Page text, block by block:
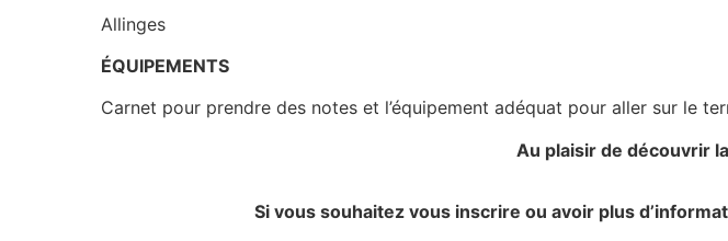
Allinges
​ÉQUIPEMENTS
Carnet pour prendre des notes et l’équipement adéquat pour aller sur le
Au plaisir de découvrir
Si vous souhaitez vous inscrire ou avoir plus